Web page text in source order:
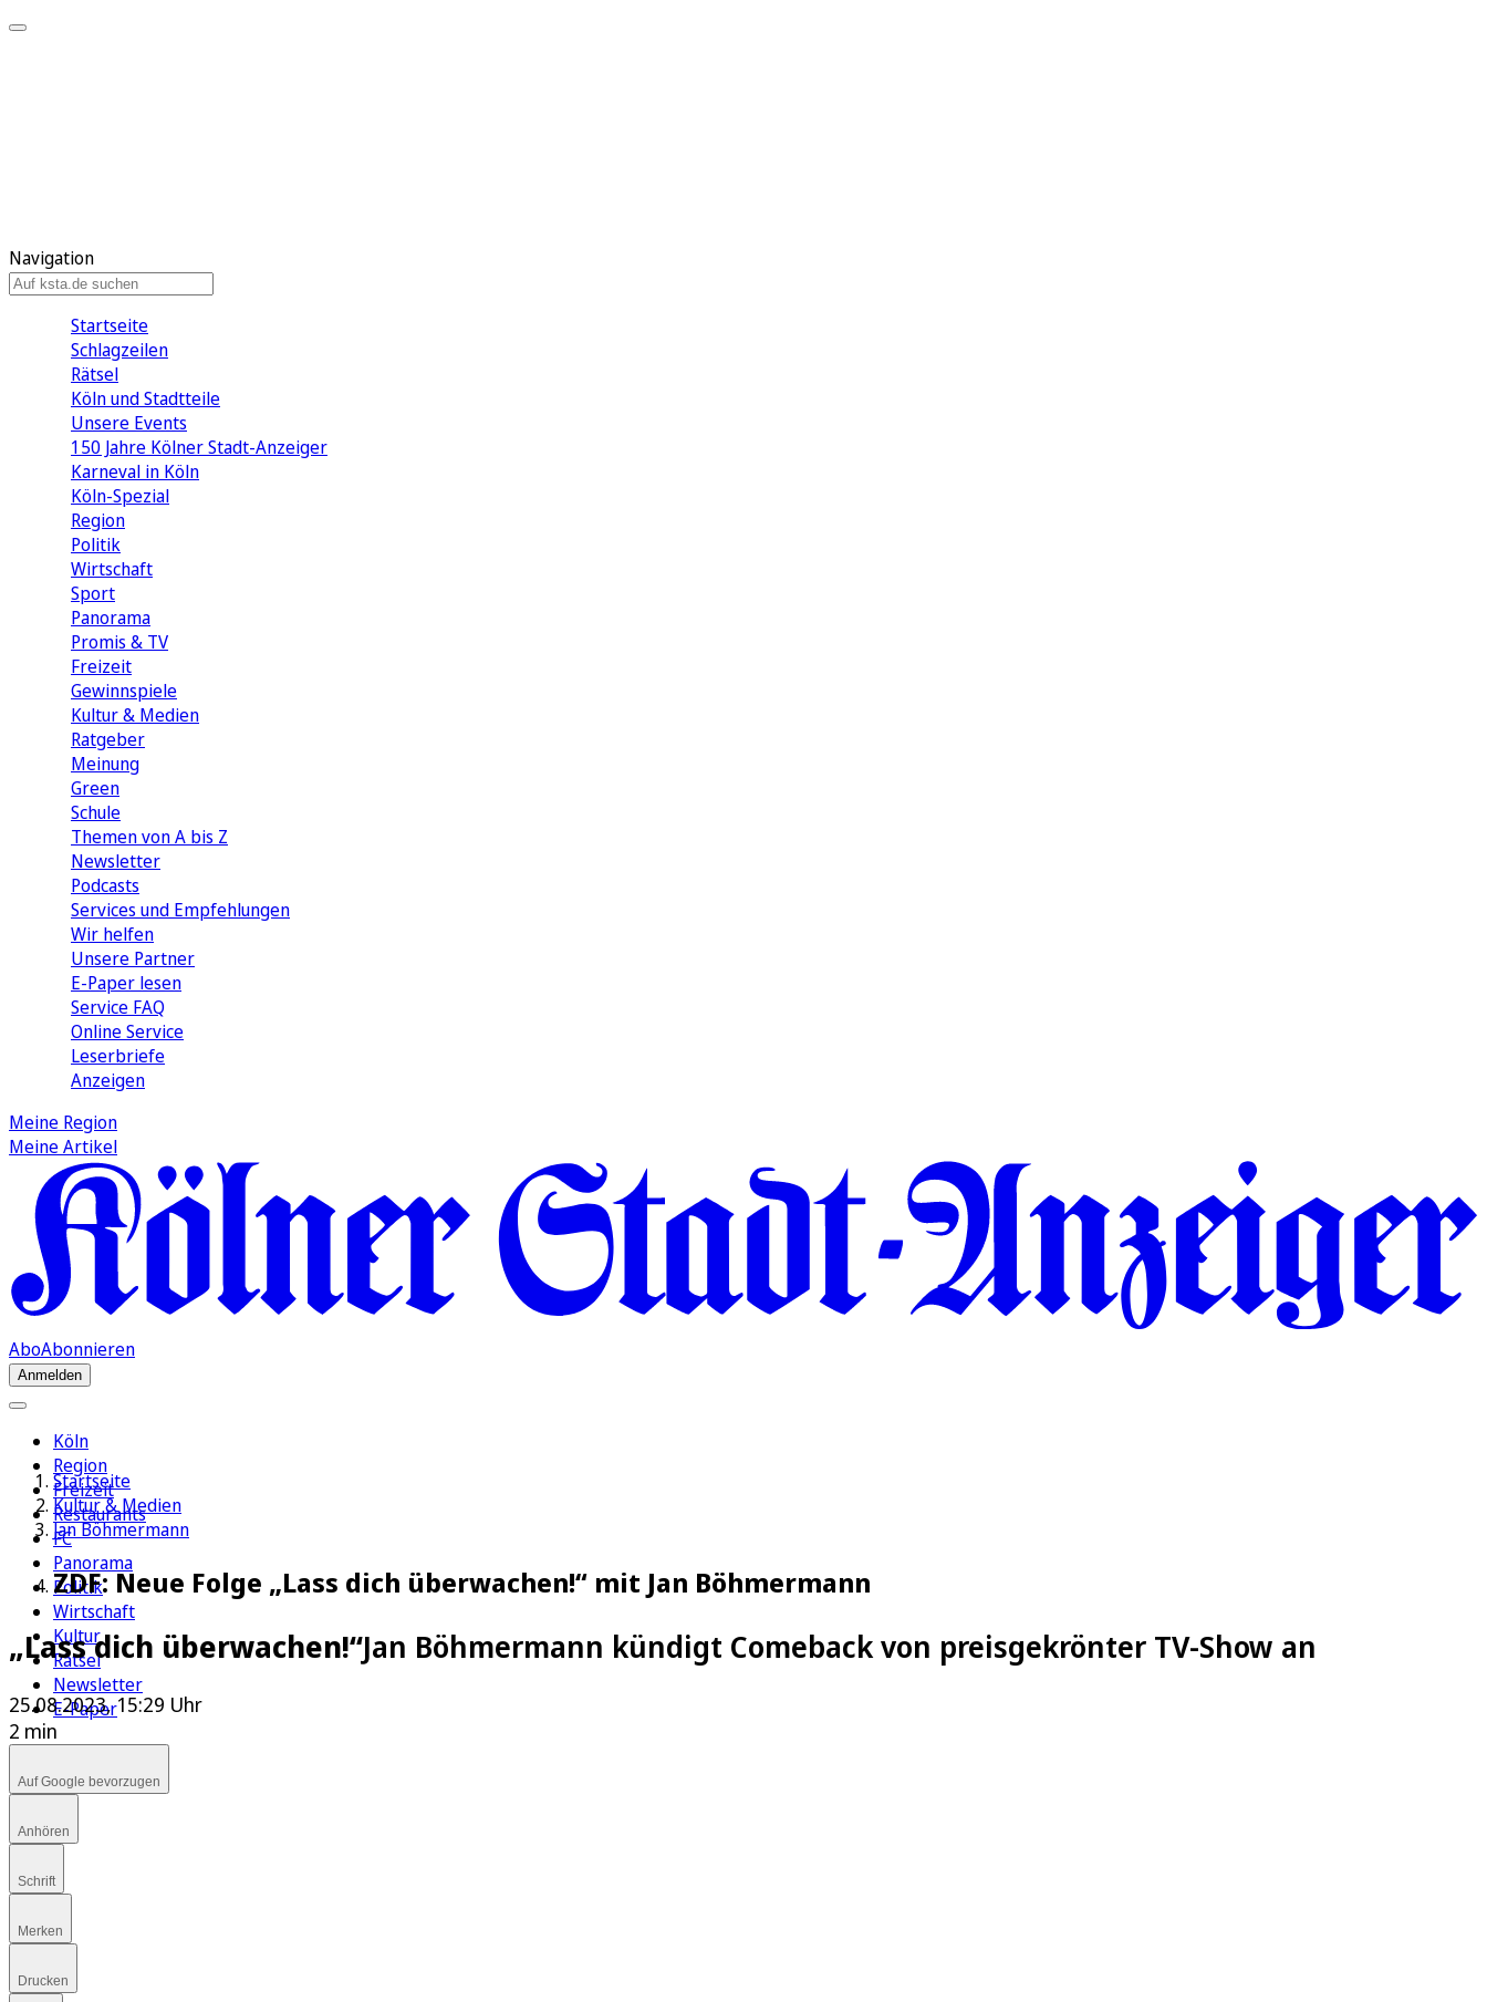
Navigation
Startseite
Schlagzeilen
Rätsel
Köln und Stadtteile
Unsere Events
150 Jahre Kölner Stadt-Anzeiger
Karneval in Köln
Köln-Spezial
Region
Politik
Wirtschaft
Sport
Panorama
Promis & TV
Freizeit
Gewinnspiele
Kultur & Medien
Ratgeber
Meinung
Green
Schule
Themen von A bis Z
Newsletter
Podcasts
Services und Empfehlungen
Wir helfen
Unsere Partner
E-Paper lesen
Service FAQ
Online Service
Leserbriefe
Anzeigen
Meine Region
Meine Artikel
AboAbonnieren
Anmelden
Köln
Region
Freizeit
Restaurants
FC
Panorama
Politik
Wirtschaft
Kultur
Rätsel
Newsletter
E-Paper
Startseite
Kultur & Medien
Jan Böhmermann
ZDF: Neue Folge „Lass dich überwachen!“ mit Jan Böhmermann
„Lass dich überwachen!“Jan Böhmermann kündigt Comeback von preisgekrönter TV-Show an
25.08.2023, 15:29 Uhr
2 min
Auf Google bevorzugen
Anhören
Schrift
Merken
Drucken